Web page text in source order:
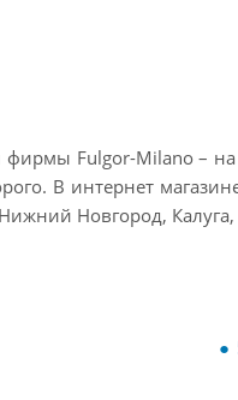
Fulgor-Milano –
В интернет
Новгород, Калуга,